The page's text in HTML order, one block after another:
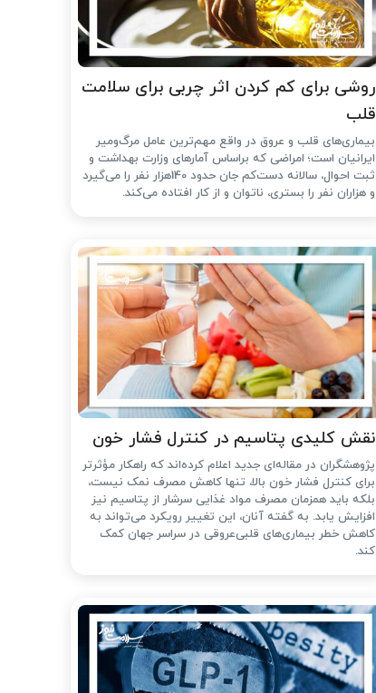
روشی برای کم کردن اثر چربی برای سلامت
قلب
بیماری‌های قلب و عروق در واقع مهم‌ترین عامل مرگ‌ومیر
ایرانیان است؛ امراضی که براساس آمارهای وزارت بهداشت و
ثبت احوال، سالانه دست‌کم جان حدود 140هزار نفر را می‌گیرد
و هزاران نفر را بستری، ناتوان و از کار افتاده می‌کند.
نقش کلیدی پتاسیم در کنترل فشار خون
پژوهشگران در مقاله‌ای جدید اعلام کرده‌اند که راهکار مؤثرتر
برای کنترل فشار خون بالا، تنها کاهش مصرف نمک نیست،
بلکه باید همزمان مصرف مواد غذایی سرشار از پتاسیم نیز
افزایش یابد. به گفته آنان، این تغییر رویکرد می‌تواند به
کاهش خطر بیماری‌های قلبی‌عروقی در سراسر جهان کمک
کند.